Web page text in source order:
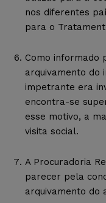
nos diferentes
para o
Como informado
arquivamento do
impetrante era
encontra-se
esse motivo, a
visita social.
A Procuradoria
parecer pela
arquivamento do